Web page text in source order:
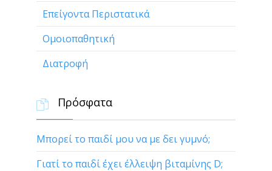
Επείγοντα Περιστατικά
Ομοιοπαθητική
Διατροφή
 Πρόσφατα
Μπορεί το παιδί μου να με δει γυμνό;
Γιατί το παιδί έχει έλλειψη βιταμίνης D;